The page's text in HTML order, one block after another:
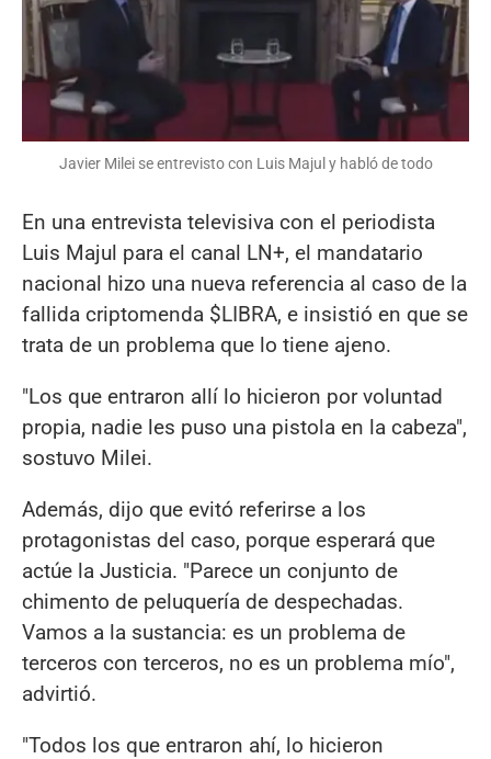
Javier Milei se entrevisto con Luis Majul y habló de todo
En una entrevista televisiva con el periodista
Luis Majul para el canal LN+, el mandatario
nacional hizo una nueva referencia al caso de la
fallida criptomenda $LIBRA, e insistió en que se
trata de un problema que lo tiene ajeno.
"Los que entraron allí lo hicieron por voluntad
propia, nadie les puso una pistola en la cabeza",
sostuvo Milei.
Además, dijo que evitó referirse a los
protagonistas del caso, porque esperará que
actúe la Justicia. "Parece un conjunto de
chimento de peluquería de despechadas.
Vamos a la sustancia: es un problema de
terceros con terceros, no es un problema mío",
advirtió.
"Todos los que entraron ahí, lo hicieron